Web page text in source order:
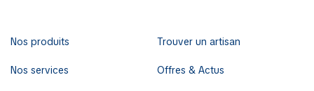
Nos produits
Nos services
Trouver un artisan
Offres & Actus